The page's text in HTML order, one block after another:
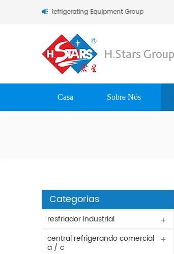
(Guangzhou) Refrigerating Equipment Group Ltd..
Casa Sobre Nós
Categorias
resfriador industrial
central refrigerando comercial
a / c